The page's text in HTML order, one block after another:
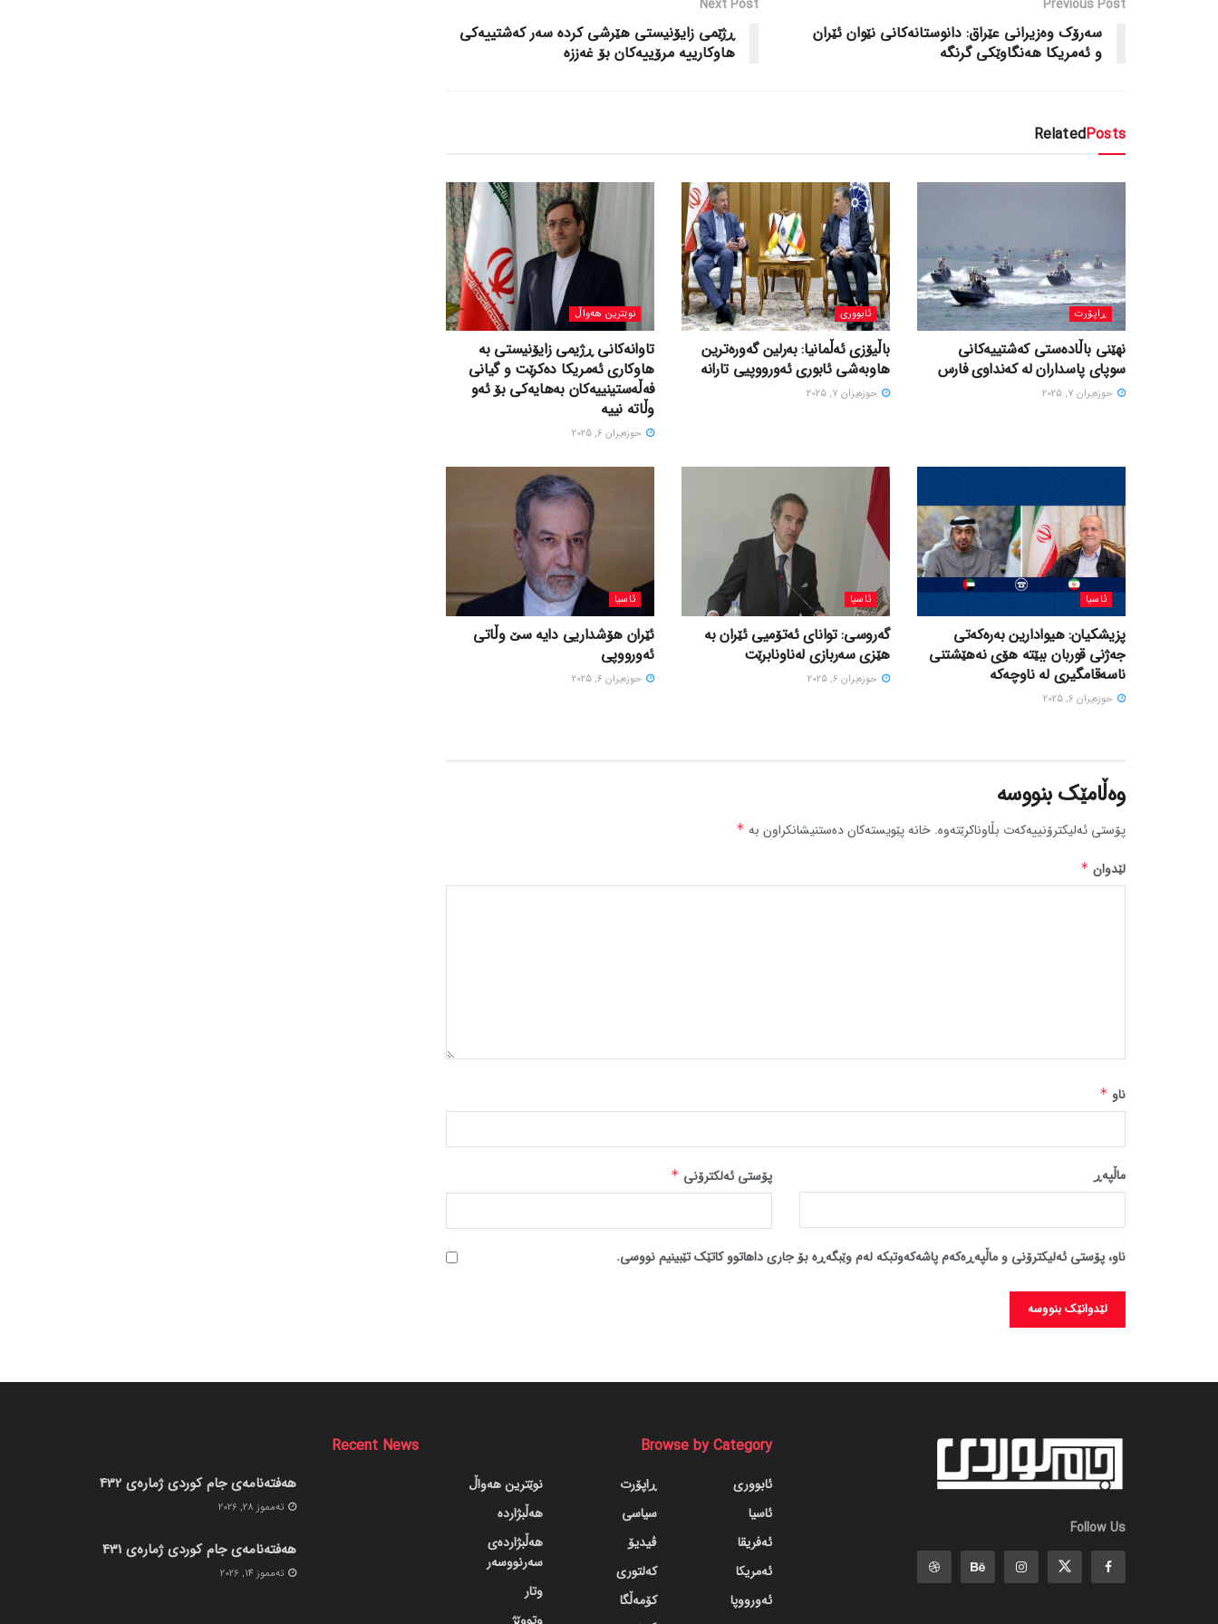
Previous Post
سەرۆک وەزیرانی عێراق: دانوستانەکانی نێوان ئێران
و ئەمریکا هەنگاوێکی گرنگە
Next Post
ڕژێمی زایۆنیستی هێرشی کردە سەر کەشتییەکی
هاوکارییە مرۆییەکان بۆ غەززە
RelatedPosts
ڕاپۆرت
نهێنی باڵادەستی کەشتییەکانی
سوپای پاسداران لە کەنداوی فارس
حوزه‌یران 7, 2025
ئابووری
باڵیۆزی ئەڵمانیا: بەرلین گەورەترین
هاوبەشی ئابوری ئەورووپیی تارانە
حوزه‌یران 7, 2025
نوێترین هەواڵ
تاوانەکانی ڕژیمی زایۆنیستی بە
هاوکاری ئەمریکا دەکرێت و گیانی
فەڵەستینییەکان بەهایەکی بۆ ئەو
وڵاتە نییە
حوزه‌یران 6, 2025
ئاسیا
پزیشکیان: هیوادارین بەرەکەتی
جەژنی قوربان ببێتە هۆی نەهێشتنی
ناسەقامگیری لە ناوچەکە
حوزه‌یران 6, 2025
ئاسیا
گەروسی: توانای ئەتۆمیی ئێران بە
هێزی سەربازی لەناونابرێت
حوزه‌یران 6, 2025
ئاسیا
ئێران هۆشداریی دایە سێ وڵاتی
ئەورووپی
حوزه‌یران 6, 2025
وەڵامێک بنووسە
پۆستی ئەلیکترۆنییەکەت بڵاوناکرێتەوە. خانە پێویستەکان دەستنیشانکراون بە *
لێدوان *
ناو *
پۆستی ئەلکترۆنی * ماڵپه‌ڕ
ناو، پۆستی ئەلیکترۆنی و ماڵپەڕەکەم پاشەکەوتبکە لەم وێبگەڕە بۆ جاری داهاتوو کاتێک تێبینیم نووسی.
Follow Us
Browse by Category
ئابووری
ئاسیا
ئەفریقا
ئەمریکا
ئەورووپا
ڕاپۆرت
سیاسی
ڤیدیۆ
کەلتوری
کۆمەڵگا
نوێترین هەواڵ
هەڵبژاردە
هەڵبژاردەی
سەرنووسەر
وتار
Recent News
هەفتەنامەی جام کوردی ژمارەی 432
ته‌مموز 28, 2026
هەفتەنامەی جام کوردی ژمارەی 431
ته‌مموز 14, 2026